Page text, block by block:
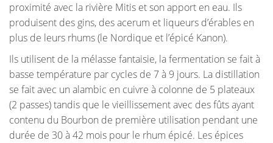
proximité avec la rivière Mitis et son apport en eau. Ils
produisent des gins, des acerum et liqueurs d’érables en
plus de leurs rhums (le Nordique et l’épicé Kanon).
Ils utilisent de la mélasse fantaisie, la fermentation se fait à
basse température par cycles de 7 à 9 jours. La distillation
se fait avec un alambic en cuivre à colonne de 5 plateaux
(2 passes) tandis que le vieillissement avec des fûts ayant
contenu du Bourbon de première utilisation pendant une
durée de 30 à 42 mois pour le rhum épicé. Les épices